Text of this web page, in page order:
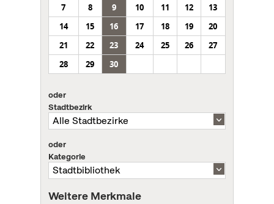
7
8 9 10 11 12
13
14
15 16 17 18 19
20
21
22 23 24 25 26
27
28
29 30
oder
Stadtbezirk
oder
Kategorie
Weitere Merkmale